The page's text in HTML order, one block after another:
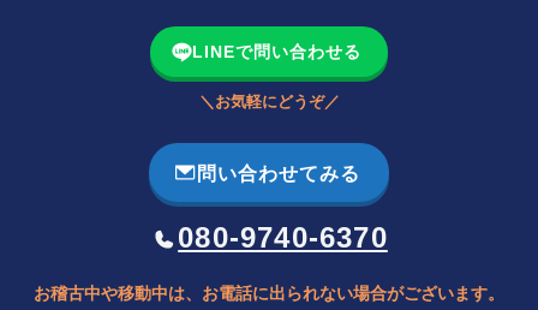
LINEで問い合わせる
＼お気軽にどうぞ／
問い合わせてみる
080-9740-6370
お稽古中や移動中は、お電話に出られない場合がございます。